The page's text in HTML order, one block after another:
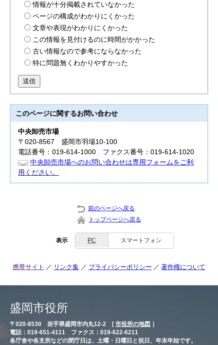
情報が十分掲載されていなかった
ページの構成がわかりにくかった
文章や表現がわかりにくかった
この情報を見付けるのに時間がかかった
古い情報なので参考にならなかった
特に問題無くわかりやすかった
送信
このページに関するお問い合わせ
中央卸売市場
〒020-8567 盛岡市羽場10-100
電話番号：019-614-1000 ファクス番号：019-614-1020
中央卸売市場へのお問い合わせは専用フォームをご利
用ください。
前のページへ戻る
トップページへ戻る
表示 PC スマートフォン
携帯サイト リンク集 プライバシーポリシー 著作権について
盛岡市役所
〒020-8530 岩手県盛岡市内丸12-2 [ 市役所の地図 ］
電話：019-651-4111 ファクス：019-622-6211
各庁舎や各支所などの閉庁日は、土曜・日曜日と祝日、年末年始です。